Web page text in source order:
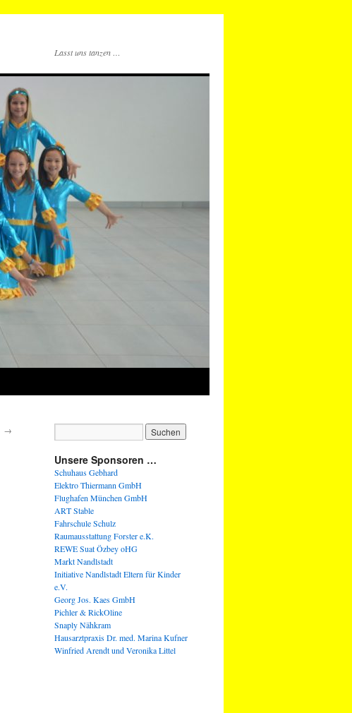
Lasst uns tanzen …
→
Unsere Sponsoren …
Schuhaus Gebhard
Elektro Thiermann GmbH
Flughafen München GmbH
ART Stable
Fahrschule Schulz
Raumausstattung Forster e.K.
REWE Suat Özbey oHG
Markt Nandlstadt
Initiative Nandlstadt Eltern für Kinder
e.V.
Georg Jos. Kaes GmbH
Pichler & RickOline
Snaply Nähkram
Hausarztpraxis Dr. med. Marina Kufner
Winfried Arendt und Veronika Littel